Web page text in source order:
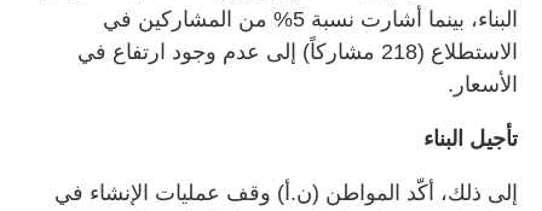
البناء، بينما أشارت نسبة 5% من المشاركين في
الاستطلاع (218 مشاركاً) إلى عدم وجود ارتفاع في
الأسعار.
تأجيل البناء
إلى ذلك، أكّد المواطن (ن.أ) وقف عمليات الإنشاء في